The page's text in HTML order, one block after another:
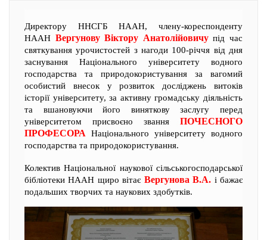
Директору ННСГБ НААН, члену-кореспонденту
НААН Вергунову Віктору Анатолійовичупід час
святкування урочистостей з нагоди 100-річчя від дня
заснування Національного університету водного
господарства та природокористування за вагомий
особистий внесок у розвиток досліджень витоків
історії університету, за активну громадську діяльність
та вшановуючи його виняткову заслугу перед
університетом присвоєно звання ПОЧЕСНОГО
ПРОФЕСОРА Національного університету водного
господарства та природокористування.
Колектив Національної наукової сільськогосподарської
бібліотеки НААН щиро вітає Вергунова В.А. і бажає
подальших творчих та наукових здобутків.